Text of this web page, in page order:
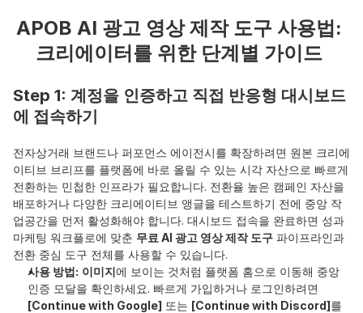
APOB AI 광고 영상 제작 도구 사용법:
크리에이터를 위한 단계별 가이드
Step 1: 계정을 인증하고 직접 반응형 대시보드
에 접속하기
전자상거래 브랜드나 퍼포먼스 에이전시를 확장하려면 원본 크리에
이티브 브리프를 플랫폼에 바로 올릴 수 있는 시각 자산으로 빠르게
전환하는 민첩한 인프라가 필요합니다. 전환율 높은 캠페인 자산을
배포하거나 다양한 크리에이티브 앵글을 테스트하기 전에 중앙 작
업공간을 먼저 활성화해야 합니다. 대시보드 접속을 완료하면 성과
마케팅 워크플로에 맞춘 무료 AI 광고 영상 제작 도구 파이프라인과
전환 중심 도구 전체를 사용할 수 있습니다.
사용 방법: 이미지에 보이는 것처럼 플랫폼 홈으로 이동해 중앙
[Continue with Google] 또는 [Continue with Discord]를